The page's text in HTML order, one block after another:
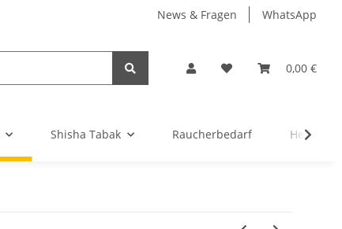
News & Fragen WhatsApp
0,00 €
Shisha Tabak Raucherbedarf